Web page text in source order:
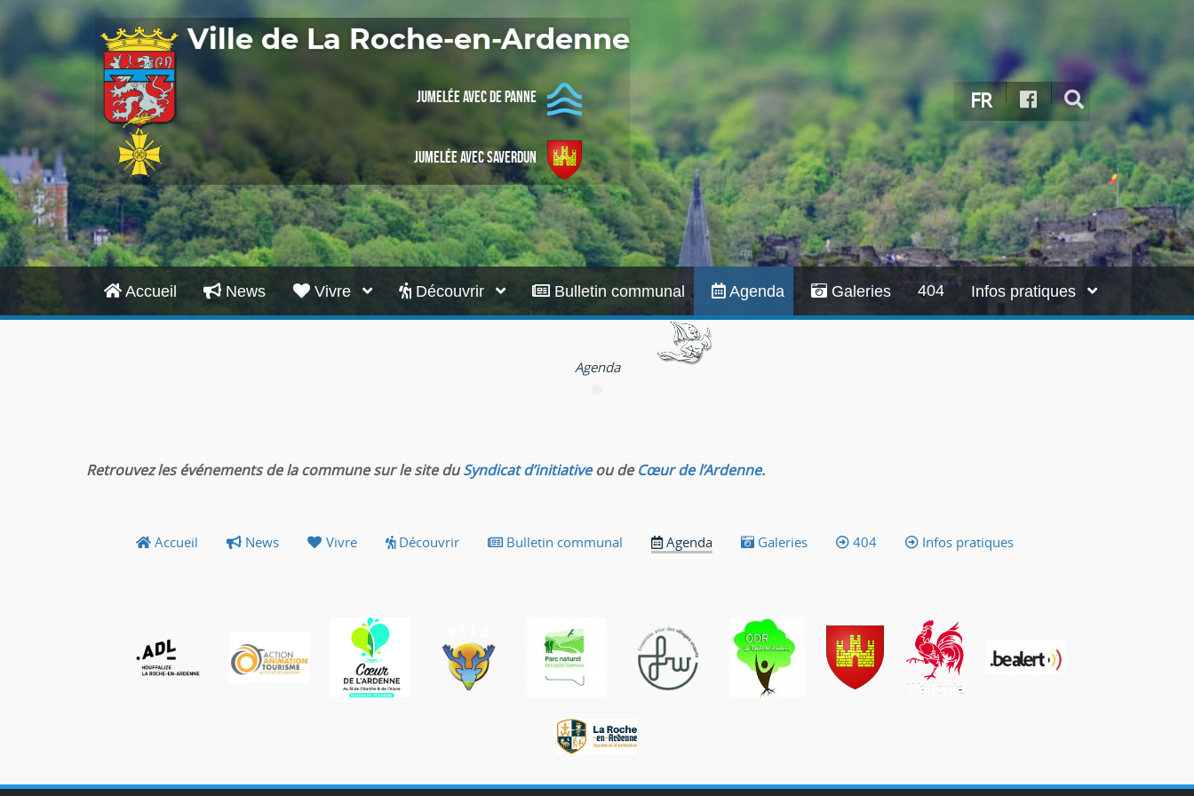
Ville de La Roche-en-Ardenne
Jumelée avec De Panne
Jumelée avec Saverdun
FR
Accueil News Vivre Découvrir Bulletin communal Agenda Galeries 404 Infos pratiques
Agenda
Retrouvez les événements de la commune sur le site duSyndicat d’initiativeou deCœur de l’Ardenne.
Accueil News Vivre Découvrir Bulletin communal Agenda Galeries 404 Infos pratiques